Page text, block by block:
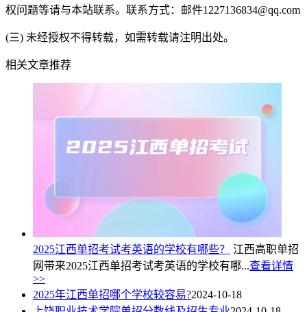
权问题等请与本站联系。联系方式：邮件1227136834@qq.com
(三) 未经授权不得转载，如需转载请注明出处。
相关文章推荐
2025江西单招考试考英语的学校有哪些？
江西高职单招
网带来2025江西单招考试考英语的学校有哪...查看详情
>>
2025年江西单招哪个学校较容易?2024-10-18